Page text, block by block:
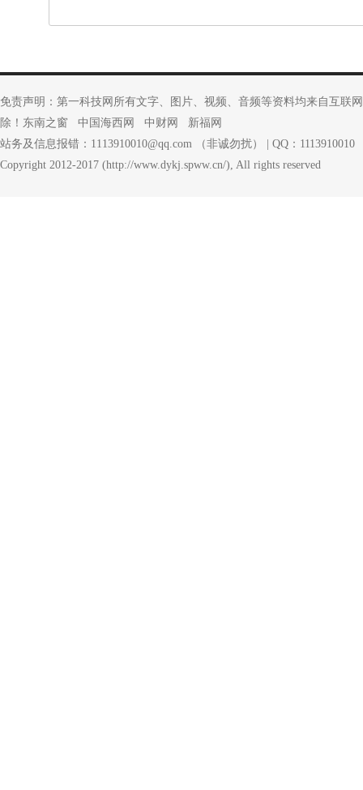
免责声明：第一科技网所有文字、图片、视频、音频等资料均来自互联
除！ 东南之窗 中国海西网 中财网
新福网
站务及信息报错：1113910010@qq.com （非诚勿扰） | QQ：1113910010
Copyright 2012-2017 (http://www.dykj.spww.cn/), All rights reserved